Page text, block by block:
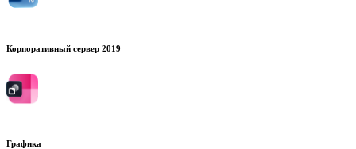
Корпоративный сервер 2019
Графика